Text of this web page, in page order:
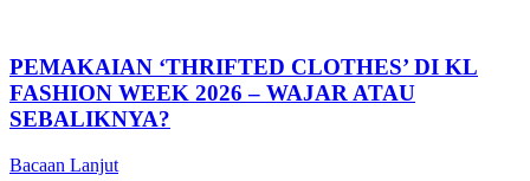
PEMAKAIAN ‘THRIFTED CLOTHES’ DI KL
FASHION WEEK 2026 – WAJAR ATAU
SEBALIKNYA?
Bacaan Lanjut